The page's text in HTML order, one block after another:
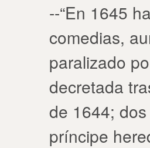
--“En 1645
comedias,
paralizado
decretada
de 1644;
príncipe